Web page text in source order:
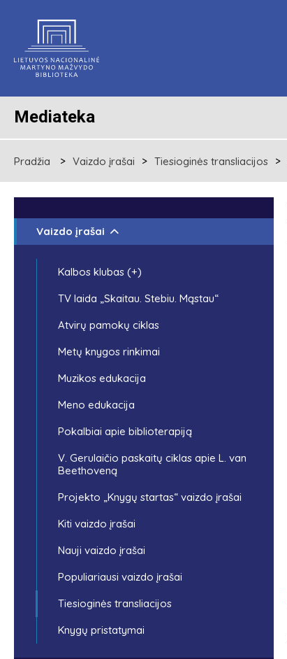
Mediateka
Pradžia Vaizdo įrašai Tiesioginės transliacijos
Vaizdo įrašai
Kalbos klubas (+)
TV laida „Skaitau. Stebiu. Mąstau“
Atvirų pamokų ciklas
Metų knygos rinkimai
Muzikos edukacija
Meno edukacija
Pokalbiai apie biblioterapiją
V. Gerulaičio paskaitų ciklas apie L. van
Beethoveną
Projekto „Knygų startas“ vaizdo įrašai
Kiti vaizdo įrašai
Nauji vaizdo įrašai
Populiariausi vaizdo įrašai
Tiesioginės transliacijos
Knygų pristatymai